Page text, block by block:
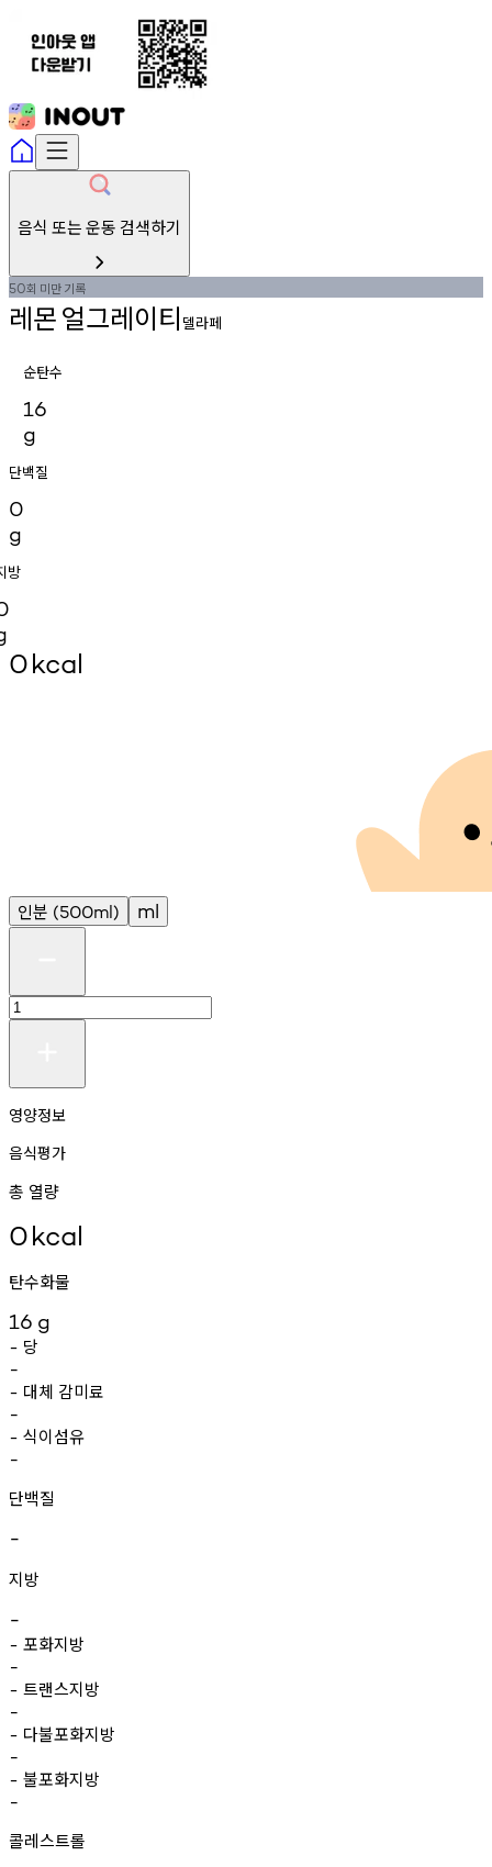
음식 또는 운동 검색하기
50회 미만기록
레몬얼그레이티 델라페
순탄수
16
g
단백질
0
g
방
0kcal
인분 (500ml) ml
영양정보
음식평가
총 열량
0kcal
탄수화물
16 g
- 당
-
- 대체 감미료
-
- 식이섬유
-
단백질
-
지방
-
- 포화지방
-
- 트랜스지방
-
- 다불포화지방
-
- 불포화지방
-
콜레스트롤